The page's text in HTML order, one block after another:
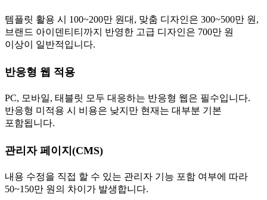
템플릿 활용 시 100~200만 원대, 맞춤 디자인은 300~500만 원,
브랜드 아이덴티티까지 반영한 고급 디자인은 700만 원
이상이 일반적입니다.
반응형 웹 적용
PC, 모바일, 태블릿 모두 대응하는 반응형 웹은 필수입니다.
반응형 미적용 시 비용은 낮지만 현재는 대부분 기본
포함됩니다.
관리자 페이지(CMS)
내용 수정을 직접 할 수 있는 관리자 기능 포함 여부에 따라
50~150만 원의 차이가 발생합니다.